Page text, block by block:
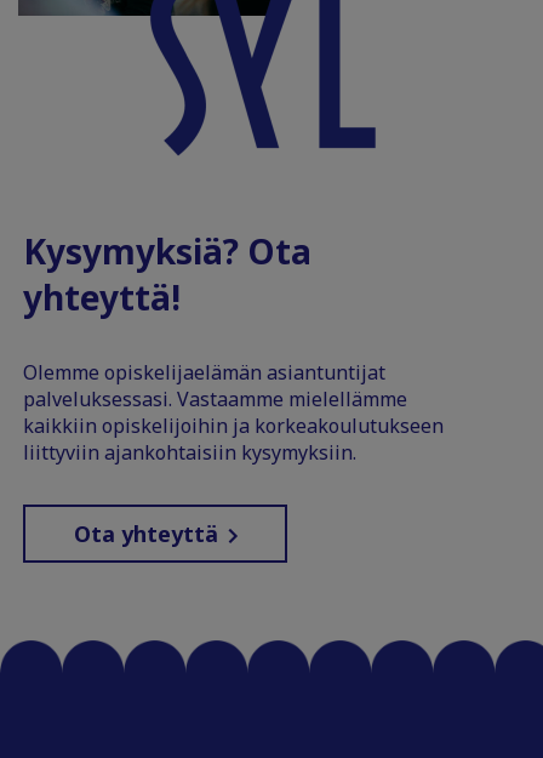
Kysymyksiä? Ota
yhteyttä!
Olemme opiskelijaelämän asiantuntijat
palveluksessasi. Vastaamme mielellämme
kaikkiin opiskelijoihin ja korkeakoulutukseen
liittyviin ajankohtaisiin kysymyksiin.
Ota yhteyttä